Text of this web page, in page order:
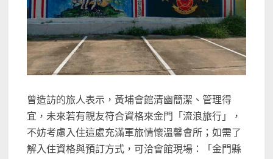
曾造訪的旅人表示，黃埔會館清幽簡潔、管理得
宜，未來若有親友符合資格來金門「流浪旅行」，
不妨考慮入住這處充滿軍旅情懷溫馨會所；如需了
解入住資格與預訂方式，可洽會館現場：「金門縣